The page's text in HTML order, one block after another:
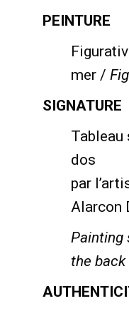
PEINTURE
mer /
SIGNATURE
Tableau
dos
par
Alarcon
Painting
the back